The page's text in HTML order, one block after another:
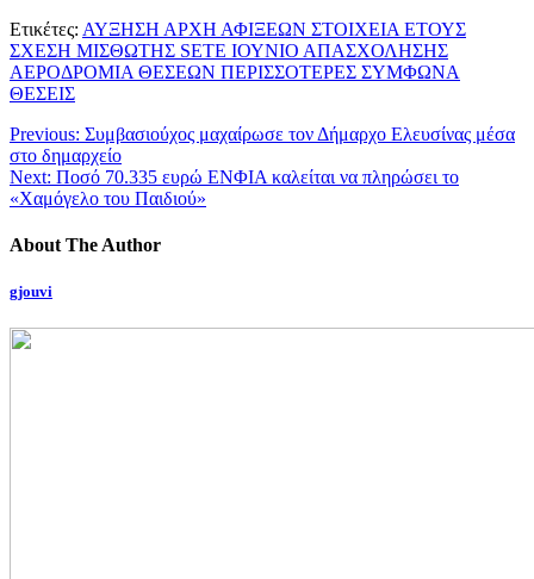
Ετικέτες: ΑΥΞΗΣΗ ΑΡΧΗ ΑΦΙΞΕΩΝ ΣΤΟΙΧΕΙΑ ΕΤΟΥΣ
ΣΧΕΣΗ ΜΙΣΘΩΤΗΣ SETE ΙΟΥΝΙΟ ΑΠΑΣΧΟΛΗΣΗΣ
ΑΕΡΟΔΡΟΜΙΑ ΘΕΣΕΩΝ ΠΕΡΙΣΣΟΤΕΡΕΣ ΣΥΜΦΩΝΑ
ΘΕΣΕΙΣ
Previous: Συμβασιούχος μαχαίρωσε τον Δήμαρχο Ελευσίνας μέσα
στο δημαρχείο
Next: Ποσό 70.335 ευρώ ΕΝΦΙΑ καλείται να πληρώσει το
«Χαμόγελο του Παιδιού»
About The Author
gjouvi